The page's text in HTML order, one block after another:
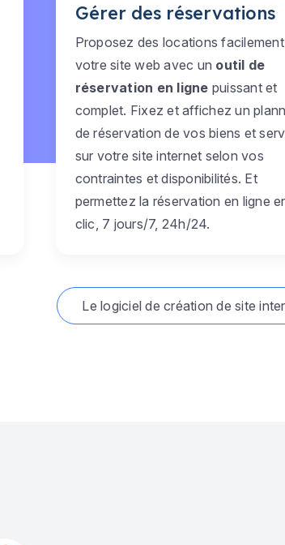
Gérer des réservations
Proposez des locations
votre site web avec un outil de
réservation en ligne puissant et
complet. Fixez et affichez un
de réservation de vos biens et
sur votre site internet selon vos
contraintes et disponibilités. Et
permettez la réservation en ligne
clic, 7 jours/7, 24h/24.
Le logiciel de création de site